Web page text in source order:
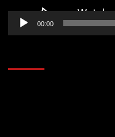
00:00